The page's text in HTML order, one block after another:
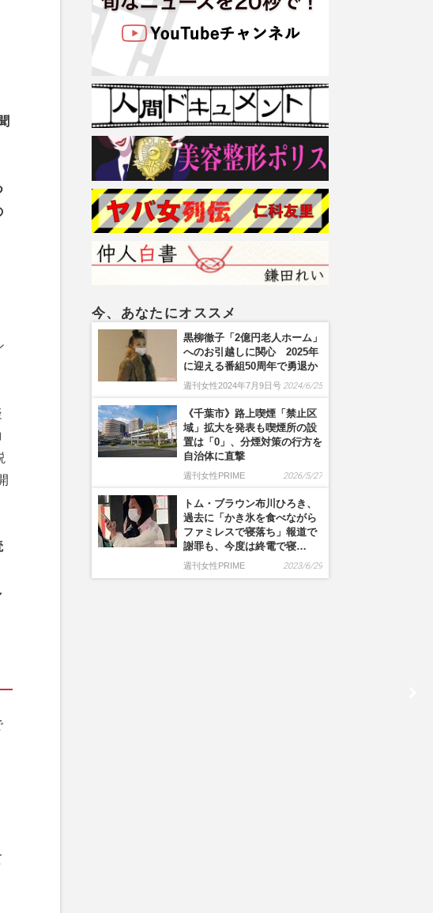
今、あなたにオススメ
黒柳徹子「2億円老人ホーム」
へのお引越しに関心 2025年
に迎える番組50周年で勇退か
週刊女性2024年7月9日号 2024/6/25
《千葉市》路上喫煙「禁止区
域」拡大を発表も喫煙所の設
置は「0」、分煙対策の行方を
自治体に直撃
週刊女性PRIME 2026/5/27
トム・ブラウン布川ひろき、
過去に「かき氷を食べながら
ファミレスで寝落ち」報道で
謝罪も、今度は終電で寝…
週刊女性PRIME 2023/6/29